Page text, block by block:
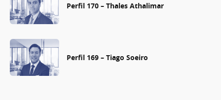
Perfil 170 – Thales Athalimar
Perfil 169 – Tiago Soeiro